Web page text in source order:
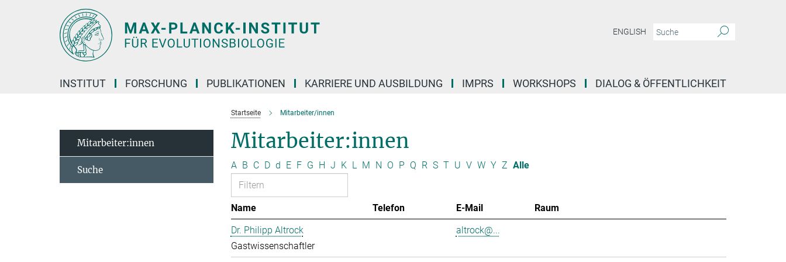
ENGLISH
INSTITUT FORSCHUNG PUBLIKATIONEN KARRIERE UND AUSBILDUNG IMPRS WORKSHOPS DIALOG & ÖFFENTLICHKEIT
Startseite Mitarbeiter/innen
Mitarbeiter:innen
A B C D d E F G H J K L M N O P Q R S T U V W Y Z Alle
Name Telefon E-Mail
Raum
Dr. Philipp Altrock
Gastwissenschaftler
altrock@...
Mitarbeiter:innen
Suche